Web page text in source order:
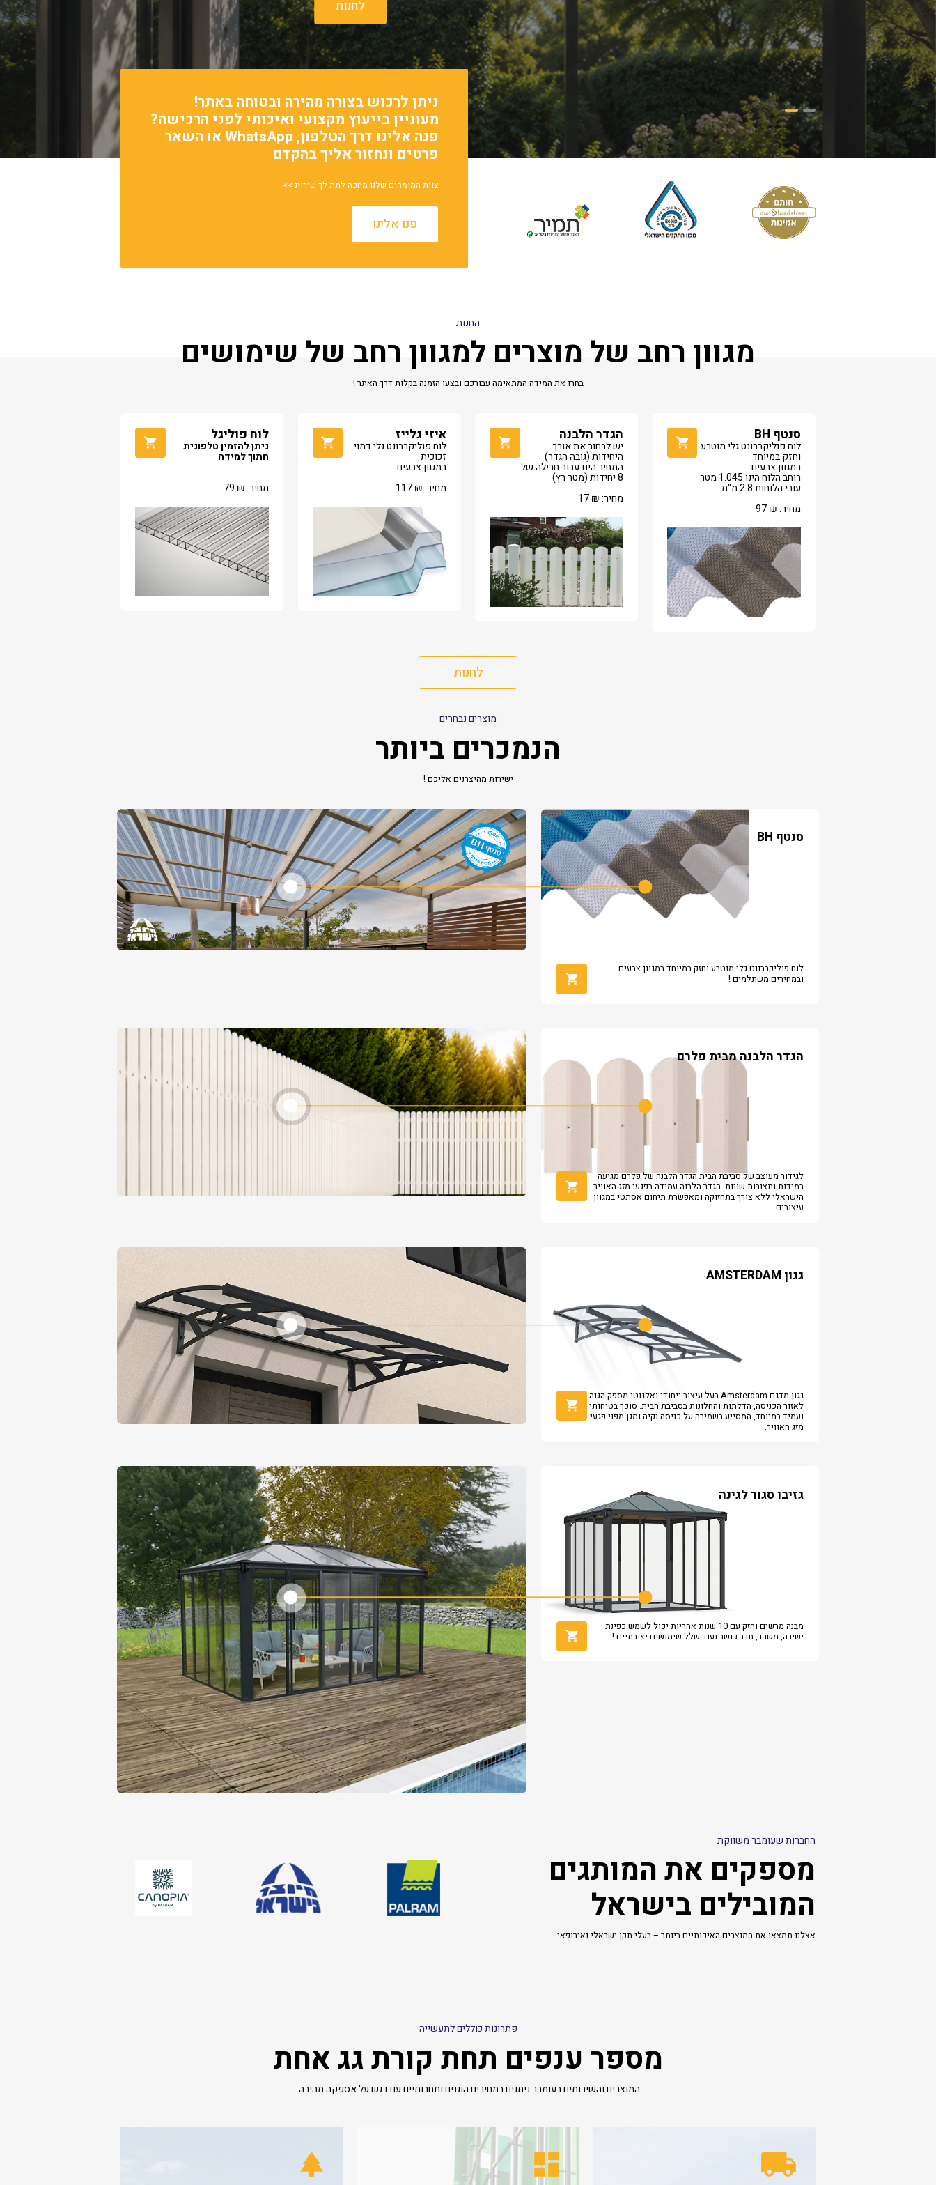
לחנות
לחנות
ניתן לרכוש בצורה מהירה ובטוחה באתר!
מעוניין בייעוץ מקצועי ואיכותי לפני הרכישה?
פנה אלינו דרך הטלפון, WhatsApp או השאר
פרטים ונחזור אליך בהקדם
צוות המומחים שלנו מחכה לתת לך שירות >>
פנו אלינו
החנות
מגוון רחב של מוצרים למגוון רחב של שימושים
בחרו את המידה המתאימה עבורכם ובצעו הזמנה בקלות דרך האתר !
סנטף BH
לוח פוליקרבונט גלי מוטבע
וחזק במיוחד
במגוון צבעים
רוחב הלוח הינו 1.045 מטר
עובי הלוחות 2.8 מ"מ
מחיר:
97₪
הגדר הלבנה
יש לבחור את אורך
היחידות (גובה הגדר)
המחיר הינו עבור חבילה של
8 יחידות (מטר רץ)
מחיר:
17₪
איזי גלייז
לוח פוליקרבונט גלי דמוי
זכוכית
במגוון צבעים
מחיר:
117₪
לוח פוליגל
ניתן להזמין טלפונית
חתוך למידה
מחיר: 79 ₪
לחנות
מוצרים נבחרים
הנמכרים ביותר
ישירות מהיצרנים אליכם !
סנטף BH
לוח פוליקרבונט גלי מוטבע וחזק במיוחד במגוון צבעים
ובמחירים משתלמים !
הגדר הלבנה מבית פלרם
לגידור מעוצב של סביבת הבית הגדר הלבנה של פלרם מגיעה
במידות ותצורות שונות. הגדר הלבנה עמידה בפגעי מזג האוויר
הישראלי ללא צורך בתחזוקה ומאפשרת תיחום אסתטי במגוון
עיצובים.
גגון AMSTERDAM
גגון מדגם Amsterdam בעל עיצוב ייחודי ואלגנטי מספק הגנה
לאזור הכניסה, הדלתות והחלונות בסביבת הבית. סוכך בטיחותי
ועמיד במיוחד, המסייע בשמירה על כניסה נקיה ומגן מפני פגעי
מזג האוויר.
גזיבו סגור לגינה
מבנה מרשים וחזק עם 10 שנות אחריות יכול לשמש כפינת
ישיבה, משרד, חדר כושר ועוד שלל שימושים יצירתיים !
החברות שעומבר משווקת
מספקים את המותגים
המובילים בישראל
אצלנו תמצאו את המוצרים האיכותיים ביותר – בעלי תקן ישראלי ואירופאי.
פתרונות כוללים לתעשייה
מספר ענפים תחת קורת גג אחת
המוצרים והשירותים בעומבר ניתנים במחירים הוגנים ותחרותיים עם דגש על אספקה מהירה.